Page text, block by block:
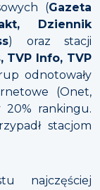
(Gazeta
Dziennik
) oraz stacji
TVP Info, TVP
odnotowały
(Onet,
20% rankingu.
stacjom
najczęściej